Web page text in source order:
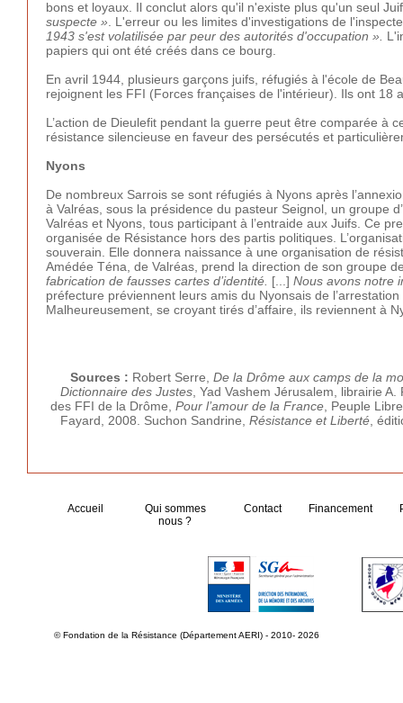
bons et loyaux. Il conclut alors qu'il n'existe plus qu'un seul
suspecte » . L'erreur ou les limites d'investigations de
1943 s'est volatilisée par peur des autorités d'occupation ».
papiers qui ont été créés dans ce bourg.
En avril 1944, plusieurs garçons juifs, réfugiés à l'école de
rejoignent les FFI (Forces françaises de l'intérieur). Ils ont 18
L’action de Dieulefit pendant la guerre peut être comparée à
résistance silencieuse en faveur des persécutés et
Nyons
De nombreux Sarrois se sont réfugiés à Nyons après
à Valréas, sous la présidence du pasteur Seignol, un groupe
Valréas et Nyons, tous participant à l’entraide aux Juifs. Ce
organisée de Résistance hors des partis politiques.
souverain. Elle donnera naissance à une organisation de
Amédée Téna, de Valréas, prend la direction de son groupe
fabrication de fausses cartes d’identité. [...] Nous avons notre
préfecture préviennent leurs amis du Nyonsais de
Malheureusement, se croyant tirés d’affaire, ils reviennent à
Sources : Robert Serre, De la Drôme aux camps de la
Dictionnaire des Justes , Yad Vashem Jérusalem, librairie
des FFI de la Drôme, Pour l’amour de la France , Peuple
Fayard, 2008. Suchon Sandrine, Résistance et Liberté ,
Accueil
Qui sommes
nous ?
Contact Financement
© Fondation de la Résistance (Département AERI) - 2010- 2026